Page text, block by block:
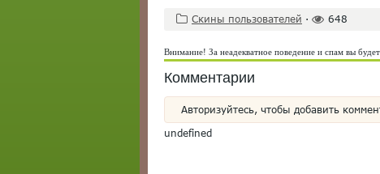
Скины пользователей · 648
Внимание! За неадекватное поведение и спам вы
Комментарии
Авторизуйтесь, чтобы добавить
undefined